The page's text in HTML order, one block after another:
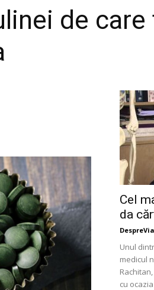
de
Cel
da
Unul
medicul
cu